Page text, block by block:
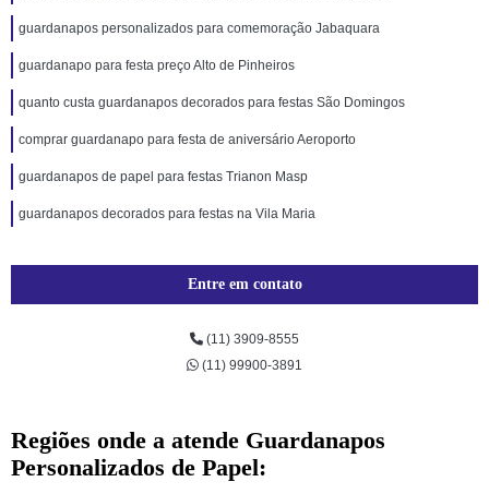
guardanapos personalizados para comemoração Jabaquara
guardanapo para festa preço Alto de Pinheiros
quanto custa guardanapos decorados para festas São Domingos
comprar guardanapo para festa de aniversário Aeroporto
guardanapos de papel para festas Trianon Masp
guardanapos decorados para festas na Vila Maria
Entre em contato
(11) 3909-8555
(11) 99900-3891
Regiões onde a atende Guardanapos
Personalizados de Papel: